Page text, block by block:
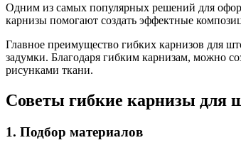
Одним из самых популярных решений для
карнизы помогают создать эффектные
Главное преимущество гибких карнизов для
задумки. Благодаря гибким карнизам, можно
рисунками ткани.
Советы гибкие карнизы для
1. Подбор материалов